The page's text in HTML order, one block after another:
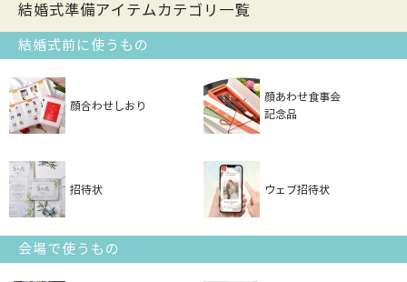
結婚式準備アイテムカテゴリ一覧
結婚式前に使うもの
顔合わせしおり
顔あわせ食事会
記念品
招待状 ウェブ招待状
会場で使うもの